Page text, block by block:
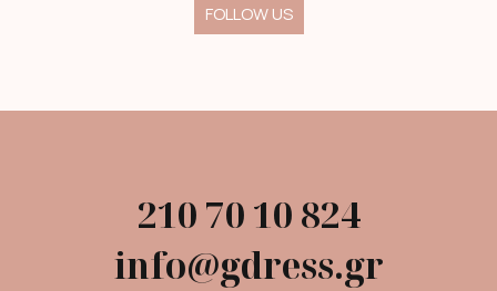
FOLLOW US
210 70 10 824
info@gdress.gr